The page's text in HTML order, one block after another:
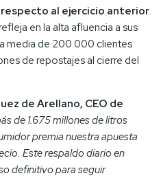
al ejercicio anterior.
en la alta afluencia a sus
media de 200.000 clientes
de repostajes al cierre del
de Arellano, CEO de
de 1.675 millones de litros
premia nuestra apuesta
Este respaldo diario en
definitivo para seguir